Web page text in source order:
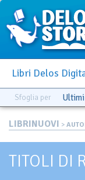
Libri Delos
Sfoglia per
LIBRINUOVI >
TITOLI DI